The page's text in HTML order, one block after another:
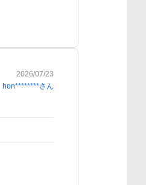
2026/07/23
hon********さん